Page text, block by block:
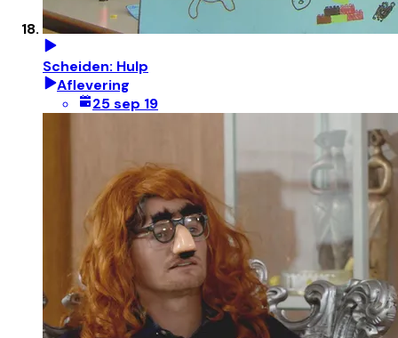
Scheiden: Hulp
Aflevering
25 sep 19